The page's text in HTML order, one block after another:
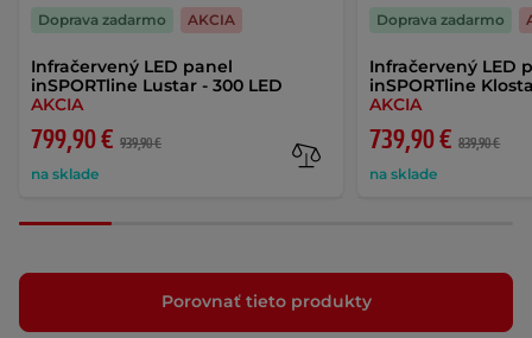
Infračervený LED panel
inSPORTline Lustar - 300 LED
AKCIA
799,90 € 939,90 €
na sklade
Doprava zadarmo AKCIA
Infračervený LED
inSPORTline
AKCIA
739,90 € 839,90 €
na sklade
Doprava zadarmo
Porovnať tieto produkty